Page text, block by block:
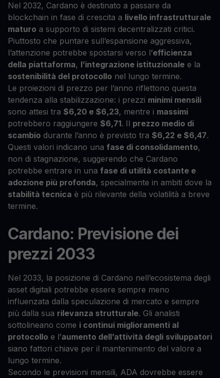
Nel 2032, Cardano è destinato a passare da
blockchain in fase di crescita a livello infrastrutturale
maturo a supporto di sistemi decentralizzati critici.
Piuttosto che puntare sull’espansione aggressiva,
l’attenzione potrebbe spostarsi verso l’efficienza
della piattaforma, l’integrazione istituzionale e la
sostenibilità del protocollo nel lungo termine.
Le proiezioni di prezzo per l’anno riflettono questa
tendenza alla stabilizzazione: i prezzi minimi mensili
sono attesi tra $6,20 e $6,23, mentre i massimi
potrebbero raggiungere $6,71. Il prezzo medio di
scambio durante l’anno è previsto tra $6,22 e $6,47.
Questi valori indicano una fase di consolidamento,
non di stagnazione, suggerendo che Cardano
potrebbe entrare in una fase di utilità costante e
adozione più profonda, specialmente in ambiti dove la
stabilità tecnica è più rilevante della volatilità a breve
termine.
Cardano: Previsione dei
prezzi 2033
Nel 2033, la posizione di Cardano nell’ecosistema degli
asset digitali potrebbe essere sempre meno
influenzata dalla speculazione di mercato e sempre
più dalla sua rilevanza strutturale. Gli analisti
sottolineano come i continui miglioramenti al
protocollo e l’aumento dell’attività degli sviluppatori
siano fattori chiave per il mantenimento del valore a
lungo termine.
Secondo le previsioni mensili, ADA dovrebbe essere